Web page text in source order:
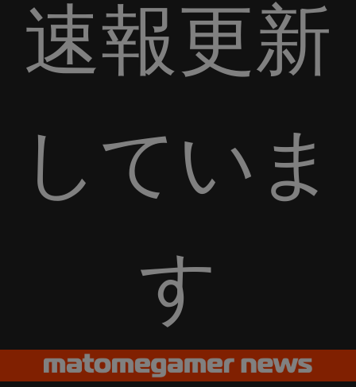
速報更新
していま
す